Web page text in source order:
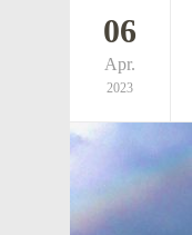
06
Apr.
2023